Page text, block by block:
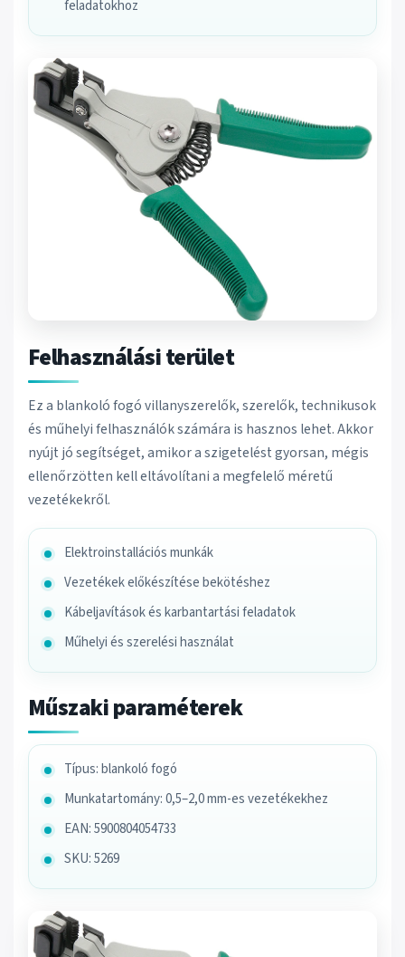
feladatokhoz
Felhasználási terület
Ez a blankoló fogó villanyszerelők, szerelők, technikusok
és műhelyi felhasználók számára is hasznos lehet. Akkor
nyújt jó segítséget, amikor a szigetelést gyorsan, mégis
ellenőrzötten kell eltávolítani a megfelelő méretű
vezetékekről.
Elektroinstallációs munkák
Vezetékek előkészítése bekötéshez
Kábeljavítások és karbantartási feladatok
Műhelyi és szerelési használat
Műszaki paraméterek
Típus: blankoló fogó
Munkatartomány: 0,5–2,0 mm-es vezetékekhez
EAN: 5900804054733
SKU: 5269